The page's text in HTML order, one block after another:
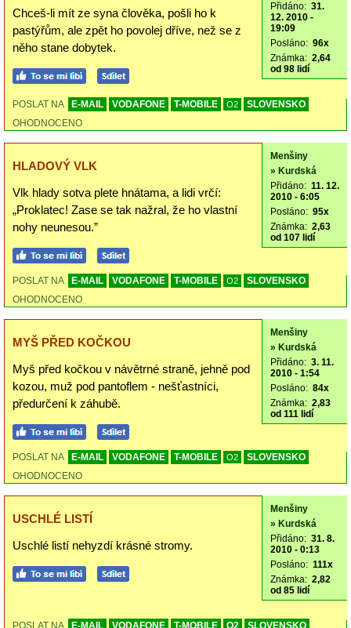
Chceš-li mít ze syna člověka, pošli ho k
pastýřům, ale zpět ho povolej dříve, než se z
něho stane dobytek.
Přidáno: 31.
12. 2010 -
19:09
Posláno: 96x
Známka: 2,64
od 98 lidí
POSLAT NA E-MAIL VODAFONE T-MOBILE O2
SLOVENSKO
OHODNOCENO
HLADOVÝ VLK
Vlk hlady sotva plete hnátama, a lidi vrčí:
„Proklatec! Zase se tak nažral, že ho vlastní
nohy neunesou.”
Menšiny
» Kurdská
Přidáno: 11. 12.
2010 - 6:05
Posláno: 95x
Známka: 2,63
od 107 lidí
POSLAT NA E-MAIL VODAFONE T-MOBILE O2
SLOVENSKO
OHODNOCENO
MYŠ PŘED KOČKOU
Myš před kočkou v návětrné straně, jehně pod
kozou, muž pod pantoflem - nešťastníci,
předurčení k záhubě.
Menšiny
» Kurdská
Přidáno: 3. 11.
2010 - 1:54
Posláno: 84x
Známka: 2,83
od 111 lidí
POSLAT NA E-MAIL VODAFONE T-MOBILE O2
SLOVENSKO
OHODNOCENO
USCHLÉ LISTÍ
Uschlé listí nehyzdí krásné stromy.
Menšiny
» Kurdská
Přidáno: 31. 8.
2010 - 0:13
Posláno: 111x
Známka: 2,82
od 85 lidí
POSLAT NA E-MAIL VODAFONE T-MOBILE O2 SLOVENSKO